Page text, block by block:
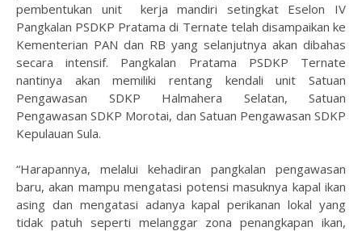
pembentukan unit kerja mandiri setingkat Eselon IV
Pangkalan PSDKP Pratama di Ternate telah disampaikan ke
Kementerian PAN dan RB yang selanjutnya akan dibahas
secara intensif. Pangkalan Pratama PSDKP Ternate
nantinya akan memiliki rentang kendali unit Satuan
Pengawasan SDKP Halmahera Selatan, Satuan
Pengawasan SDKP Morotai, dan Satuan Pengawasan SDKP
Kepulauan Sula.
“Harapannya, melalui kehadiran pangkalan pengawasan
baru, akan mampu mengatasi potensi masuknya kapal ikan
asing dan mengatasi adanya kapal perikanan lokal yang
tidak patuh seperti melanggar zona penangkapan ikan,